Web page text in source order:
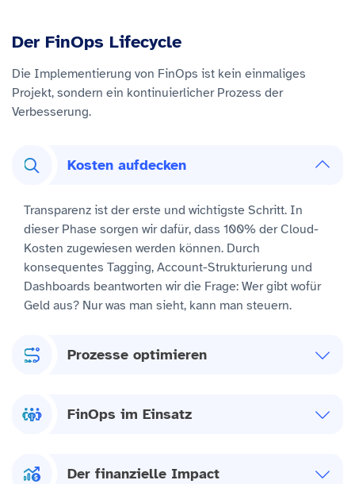
Der FinOps Lifecycle
Die Implementierung von FinOps ist kein einmaliges
Projekt, sondern ein kontinuierlicher Prozess der
Verbesserung.
Kosten aufdecken
Transparenz ist der erste und wichtigste Schritt. In
dieser Phase sorgen wir dafür, dass 100% der Cloud-
Kosten zugewiesen werden können. Durch
konsequentes Tagging, Account-Strukturierung und
Dashboards beantworten wir die Frage: Wer gibt wofür
Geld aus? Nur was man sieht, kann man steuern.
Prozesse optimieren
FinOps im Einsatz
Der finanzielle Impact